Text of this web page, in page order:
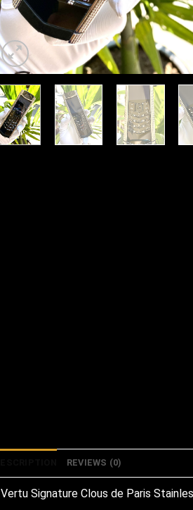
REVIEWS (0)
Vertu Signature Clous de Paris